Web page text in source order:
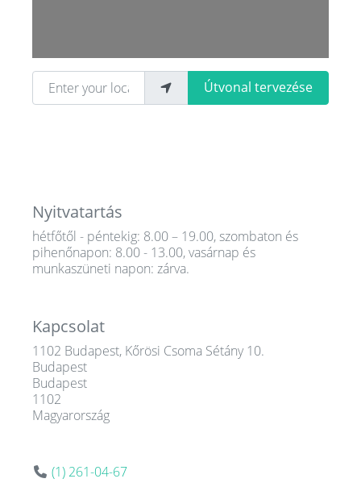
Enter your location
Útvonal tervezése
Nyitvatartás
hétfőtől - péntekig: 8.00 – 19.00, szombaton és
pihenőnapon: 8.00 - 13.00, vasárnap és
munkaszüneti napon: zárva.
Kapcsolat
1102 Budapest, Kőrösi Csoma Sétány 10.
Budapest
Budapest
1102
Magyarország
(1) 261-04-67